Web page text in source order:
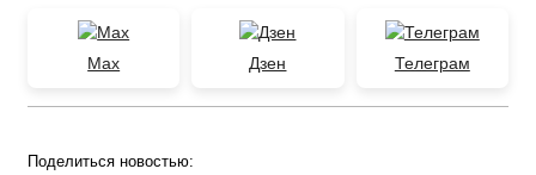
Max Дзен Телеграм
Поделиться новостью: